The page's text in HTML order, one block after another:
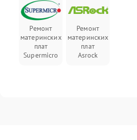
Ремонт
материнских
плат
Supermicro
Ремонт
материнских
плат
Asrock